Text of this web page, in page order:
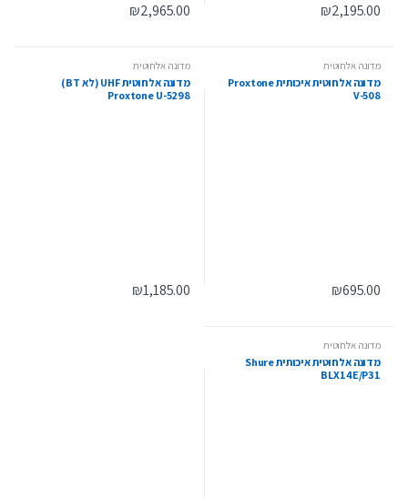
₪2,195.00
₪2,965.00
מדונה אלחוטית
מדונה אלחוטית איכותית Proxtone
V-508
₪695.00
מדונה אלחוטית
מדונה אלחוטית UHF (לא BT)
Proxtone U-5298
₪1,185.00
מדונה אלחוטית
מדונה אלחוטית איכותית Shure
BLX14E/P31